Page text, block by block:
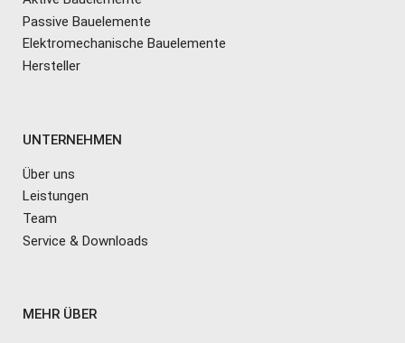
Passive Bauelemente
Elektromechanische Bauelemente
Hersteller
UNTERNEHMEN
Über uns
Leistungen
Team
Service & Downloads
MEHR ÜBER